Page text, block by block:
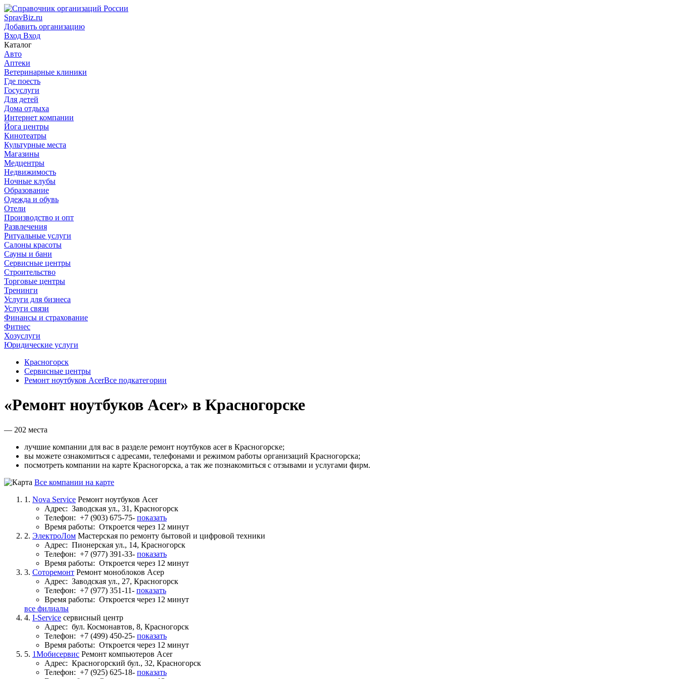
SpravBiz.ru
Добавить организацию
Вход Вход
Каталог
Авто
Аптеки
Ветеринарные клиники
Где поесть
Госуслуги
Для детей
Дома отдыха
Интернет компании
Йога центры
Кинотеатры
Культурные места
Магазины
Медцентры
Недвижимость
Ночные клубы
Образование
Одежда и обувь
Отели
Производство и опт
Развлечения
Ритуальные услуги
Салоны красоты
Сауны и бани
Сервисные центры
Строительство
Торговые центры
Тренинги
Услуги для бизнеса
Услуги связи
Финансы и страхование
Фитнес
Хозуслуги
Юридические услуги
Красногорск
Сервисные центры
Ремонт ноутбуков AcerВсе подкатегории
«Ремонт ноутбуков Acer» в Красногорске
— 202 места
лучшие компании для вас в разделе ремонт ноутбуков acer в Красногорске;
вы можете ознакомиться с адресами, телефонами и режимом работы организаций Красногорска;
посмотреть компании на карте Красногорска, а так же познакомиться с отзывами и услугами фирм.
Все компании на карте
1. Nova Service Ремонт ноутбуков Acer
Адрес: Заводская ул., 31, Красногорск
Телефон: +7 (903) 675-75- показать
Время работы: Откроется через 12 минут
2. ЭлектроЛом Мастерская по ремонту бытовой и цифровой техники
Адрес: Пионерская ул., 14, Красногорск
Телефон: +7 (977) 391-33- показать
Время работы: Откроется через 12 минут
3. Соторемонт Ремонт моноблоков Асер
Адрес: Заводская ул., 27, Красногорск
Телефон: +7 (977) 351-11- показать
Время работы: Откроется через 12 минут
все филиалы
4. I-Service сервисный центр
Адрес: бул. Космонавтов, 8, Красногорск
Телефон: +7 (499) 450-25- показать
Время работы: Откроется через 12 минут
5. 1Мобисервис Ремонт компьютеров Acer
Адрес: Красногорский бул., 32, Красногорск
Телефон: +7 (925) 625-18- показать